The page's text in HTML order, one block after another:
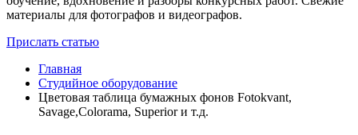
материалы для фотографов и видеографов.
Прислать статью
Главная
Студийное оборудование
Цветовая таблица бумажных фонов Fotokvant,
Savage,Colorama, Superior и т.д.